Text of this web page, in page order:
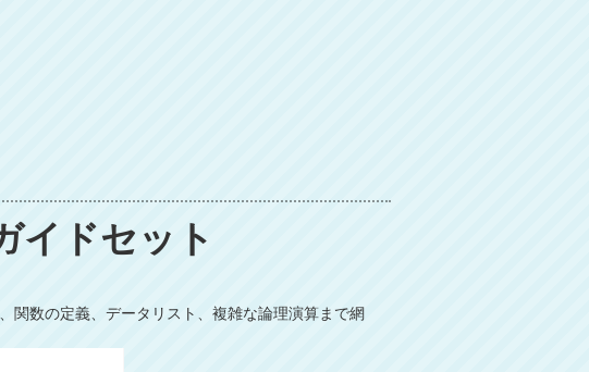
イドセット
関数の定義、データリスト、複雑な論理演算まで網